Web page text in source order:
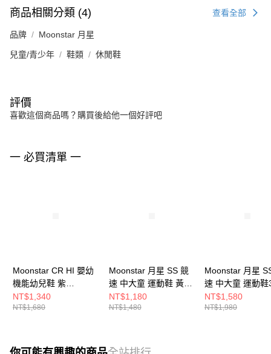
商品相關分類 (4) 查看全部
品牌 Moonstar 月星
兒童/青少年 鞋類 休閒鞋
評價
喜歡這個商品嗎？購買後給他一個好評吧
一 必買清單 一
Moonstar CR HI 嬰幼
機能幼兒鞋 紫
CRB165HI29
NT$1,340
NT$1,680
Moonstar 月星 SS 競
速 中大童 運動鞋 黃綠
SSJ7193F7
NT$1,180
NT$1,480
Moonstar 月星
速 中大童 運動鞋
綠 SSK12417
NT$1,580
NT$1,980